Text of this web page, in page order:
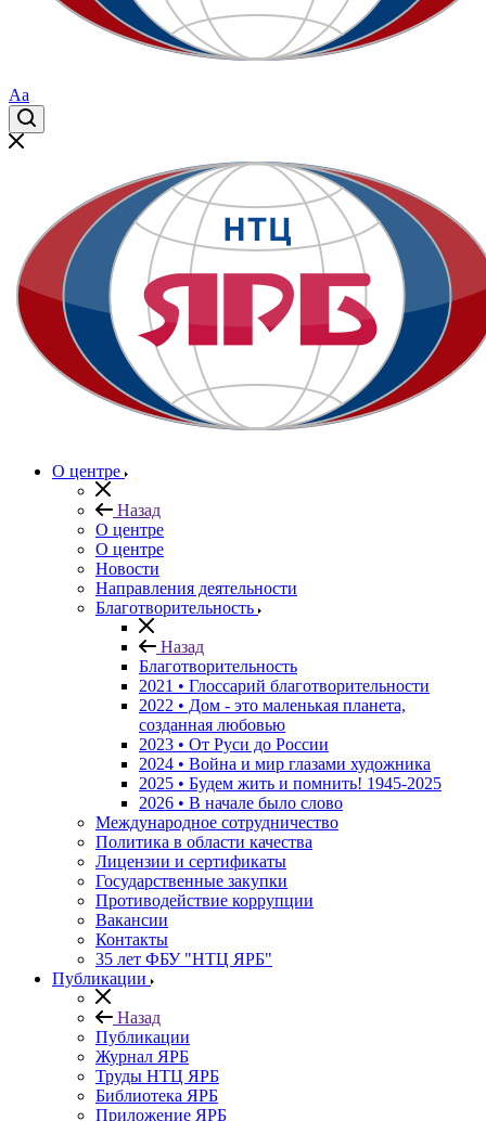
Aa
О центре
Назад
О центре
О центре
Новости
Направления деятельности
Благотворительность
Назад
Благотворительность
2021 • Глоссарий благотворительности
2022 • Дом - это маленькая планета,
созданная любовью
2023 • От Руси до России
2024 • Война и мир глазами художника
2025 • Будем жить и помнить! 1945-2025
2026 • В начале было слово
Международное сотрудничество
Политика в области качества
Лицензии и сертификаты
Государственные закупки
Противодействие коррупции
Вакансии
Контакты
35 лет ФБУ "НТЦ ЯРБ"
Публикации
Назад
Публикации
Журнал ЯРБ
Труды НТЦ ЯРБ
Библиотека ЯРБ
Приложение ЯРБ